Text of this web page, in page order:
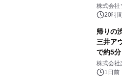
ラボレ
ボグッ
株式会社
20時
帰りの
三井ア
で約5
メニュ
株式会社
1日前